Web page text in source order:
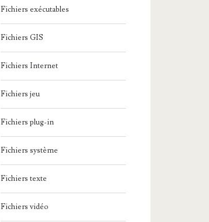
Fichiers exécutables
Fichiers GIS
Fichiers Internet
Fichiers jeu
Fichiers plug-in
Fichiers système
Fichiers texte
Fichiers vidéo